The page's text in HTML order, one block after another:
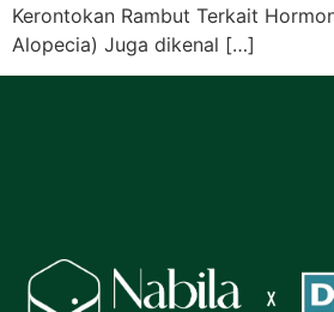
Kerontokan Rambut Terkait
Alopecia) Juga dikenal […]